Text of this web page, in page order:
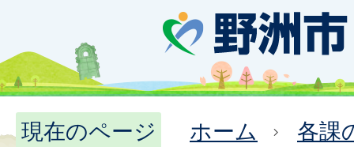
現在のページ ホーム 各課